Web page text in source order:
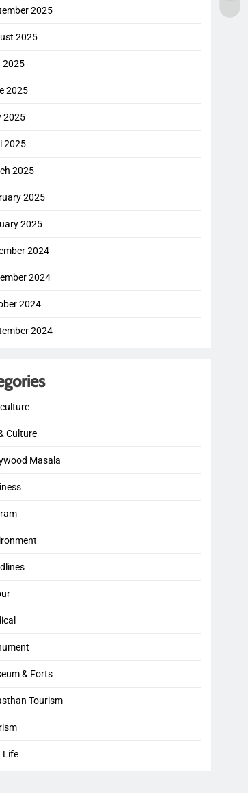
2025
2025
2025
2025
2025
2025
2025
2025
2025
2024
2024
2024
2024
Culture
Masala
& Forts
Tourism
Life